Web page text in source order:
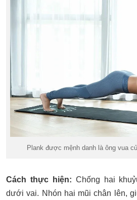
Plank được mệnh danh là ông vua
Cách thực hiện: Chống hai
dưới vai. Nhón hai mũi chân lên,